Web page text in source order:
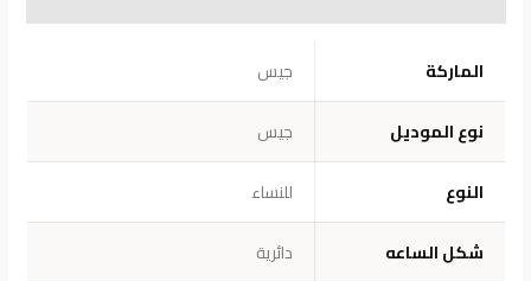
الماركة
جيس
نوع الموديل
جيس
النوع
للنساء
شكل الساعه
دائرية